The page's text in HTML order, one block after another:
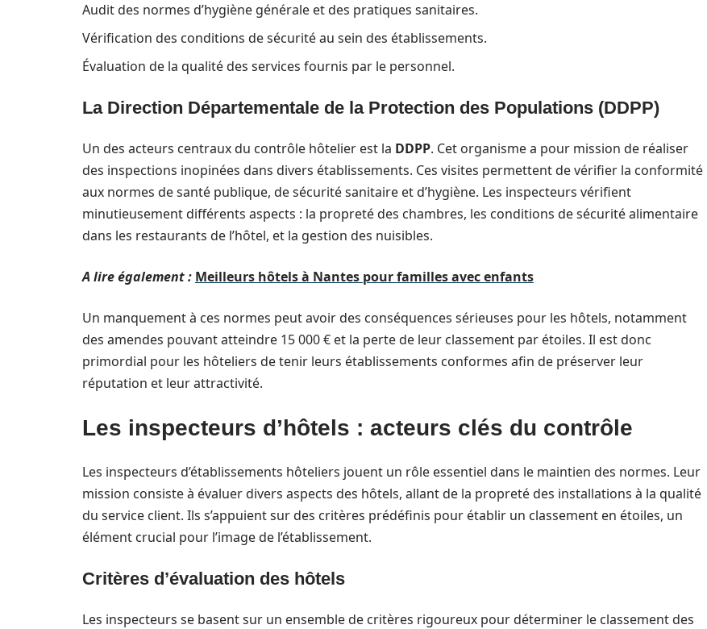
Audit des normes d’hygiène générale et des pratiques sanitaires.
Vérification des conditions de sécurité au sein des établissements.
Évaluation de la qualité des services fournis par le personnel.
La Direction Départementale de la Protection des Populations (DDPP)
Un des acteurs centraux du contrôle hôtelier est la DDPP. Cet organisme a pour mission de réaliser
des inspections inopinées dans divers établissements. Ces visites permettent de vérifier la conformité
aux normes de santé publique, de sécurité sanitaire et d’hygiène. Les inspecteurs vérifient
minutieusement différents aspects : la propreté des chambres, les conditions de sécurité alimentaire
dans les restaurants de l’hôtel, et la gestion des nuisibles.
A lire également : Meilleurs hôtels à Nantes pour familles avec enfants
Un manquement à ces normes peut avoir des conséquences sérieuses pour les hôtels, notamment
des amendes pouvant atteindre 15 000 € et la perte de leur classement par étoiles. Il est donc
primordial pour les hôteliers de tenir leurs établissements conformes afin de préserver leur
réputation et leur attractivité.
Les inspecteurs d’hôtels : acteurs clés du contrôle
Les inspecteurs d’établissements hôteliers jouent un rôle essentiel dans le maintien des normes. Leur
mission consiste à évaluer divers aspects des hôtels, allant de la propreté des installations à la qualité
du service client. Ils s’appuient sur des critères prédéfinis pour établir un classement en étoiles, un
élément crucial pour l’image de l’établissement.
Critères d’évaluation des hôtels
Les inspecteurs se basent sur un ensemble de critères rigoureux pour déterminer le classement des